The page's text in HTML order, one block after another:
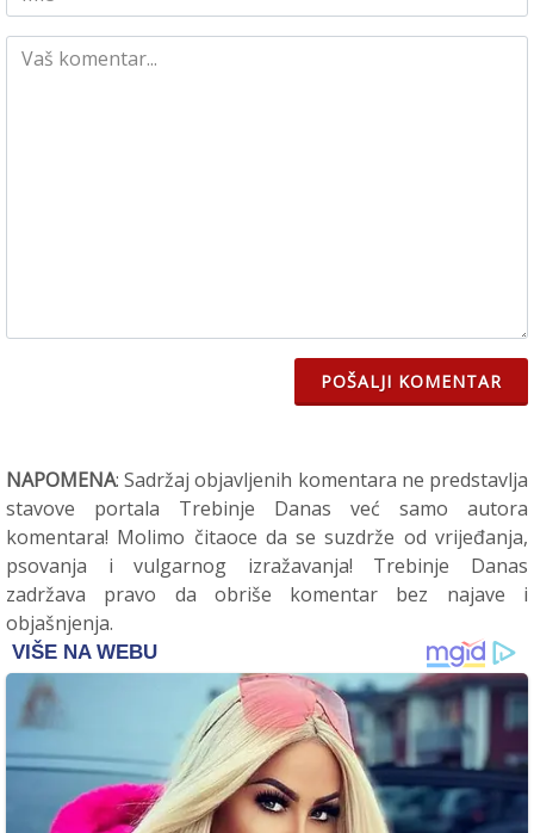
POŠALJI KOMENTAR
NAPOMENA: Sadržaj objavljenih komentara ne predstavlja
stavove portala Trebinje Danas već samo autora
komentara! Molimo čitaoce da se suzdrže od vrijeđanja,
psovanja i vulgarnog izražavanja! Trebinje Danas
zadržava pravo da obriše komentar bez najave i
objašnjenja.